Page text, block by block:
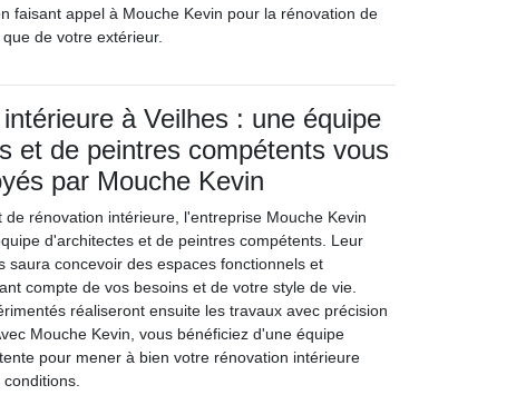
faisant appel à Mouche Kevin pour la rénovation de
de votre extérieur.
à Veilhes : une équipe
et de peintres compétents vous
par Mouche Kevin
de rénovation intérieure, l'entreprise Mouche Kevin
d'architectes et de peintres compétents. Leur
saura concevoir des espaces fonctionnels et
compte de vos besoins et de votre style de vie.
réaliseront ensuite les travaux avec précision
Mouche Kevin, vous bénéficiez d'une équipe
pour mener à bien votre rénovation intérieure